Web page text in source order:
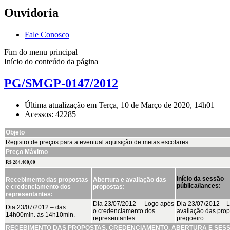
Ouvidoria
Fale Conosco
Fim do menu principal
Início do conteúdo da página
PG/SMGP-0147/2012
Última atualização em Terça, 10 de Março de 2020, 14h01
Acessos: 42285
Objeto
Registro de preços para a eventual aquisição de meias escolares.
Preço Máximo
R$ 284.400,00
Recebimento das propostas
e credenciamento dos
representantes:
Abertura e avaliação das
propostas:
Início da sessão
pública/lances:
Dia 23/07/2012 – das
14h00min. às 14h10min.
Dia 23/07/2012 – Logo após
o credenciamento dos
representantes.
Dia 23/07/2012 –
avaliação das
pregoeiro.
RECEBIMENTO DAS PROPOSTAS, CREDENCIAMENTO, ABERTURA E